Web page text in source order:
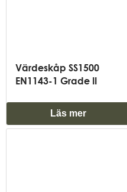
Värdeskåp SS1500
EN1143-1 Grade II
Läs mer